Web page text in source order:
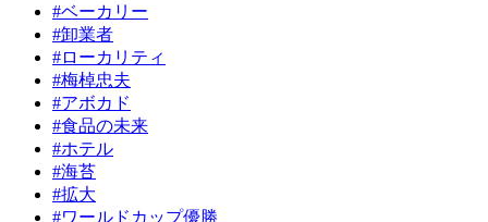
#ベーカリー
#卸業者
#ローカリティ
#梅棹忠夫
#アボカド
#食品の未来
#ホテル
#海苔
#拡大
#ワールドカップ優勝